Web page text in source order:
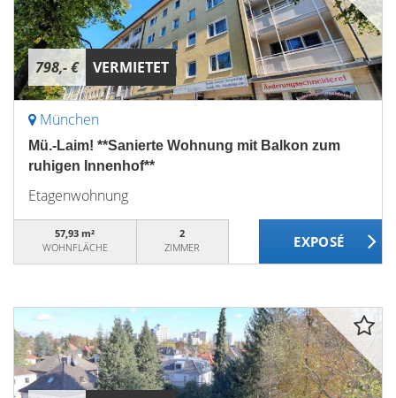
798,- € VERMIETET
München
Mü.-Laim! **Sanierte Wohnung mit Balkon zum
ruhigen Innenhof**
Etagenwohnung
57,93 m²
WOHNFLÄCHE
2
ZIMMER